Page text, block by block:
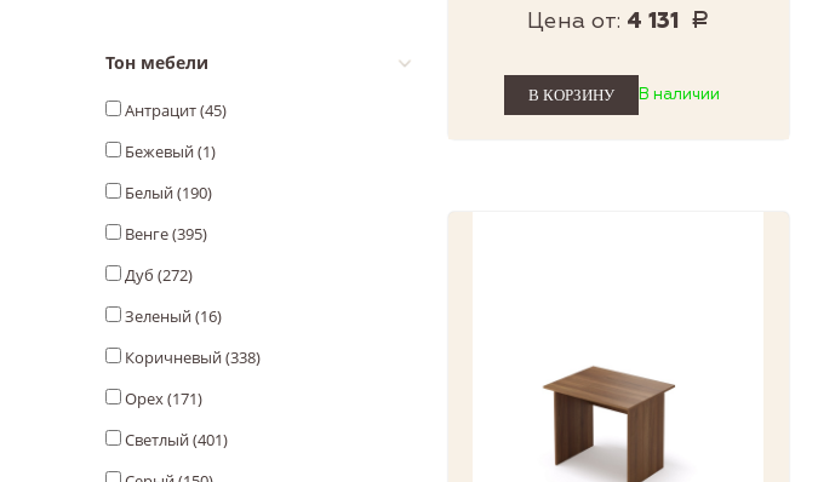
Тон мебели
Антрацит (45)
Бежевый (1)
Белый (190)
Венге (395)
Дуб (272)
Зеленый (16)
Коричневый (338)
Орех (171)
Светлый (401)
Цена от: 4 131 Р
В наличии